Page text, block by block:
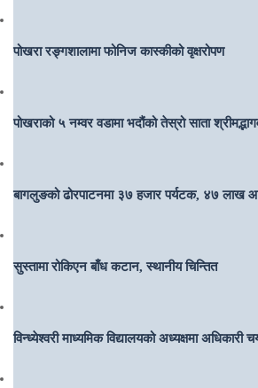
पोखरा रङ्गशालामा फोनिज कास्कीको वृक्षरोपण
पोखराको ५ नम्वर वडामा भदौंको तेस्रो साता
बागलुङको ढोरपाटनमा ३७ हजार पर्यटक, ४७ लाख
सुस्तामा रोकिएन बाँध कटान, स्थानीय चिन्तित
विन्ध्येश्वरी माध्यमिक विद्यालयको अध्यक्षमा अधिकारी